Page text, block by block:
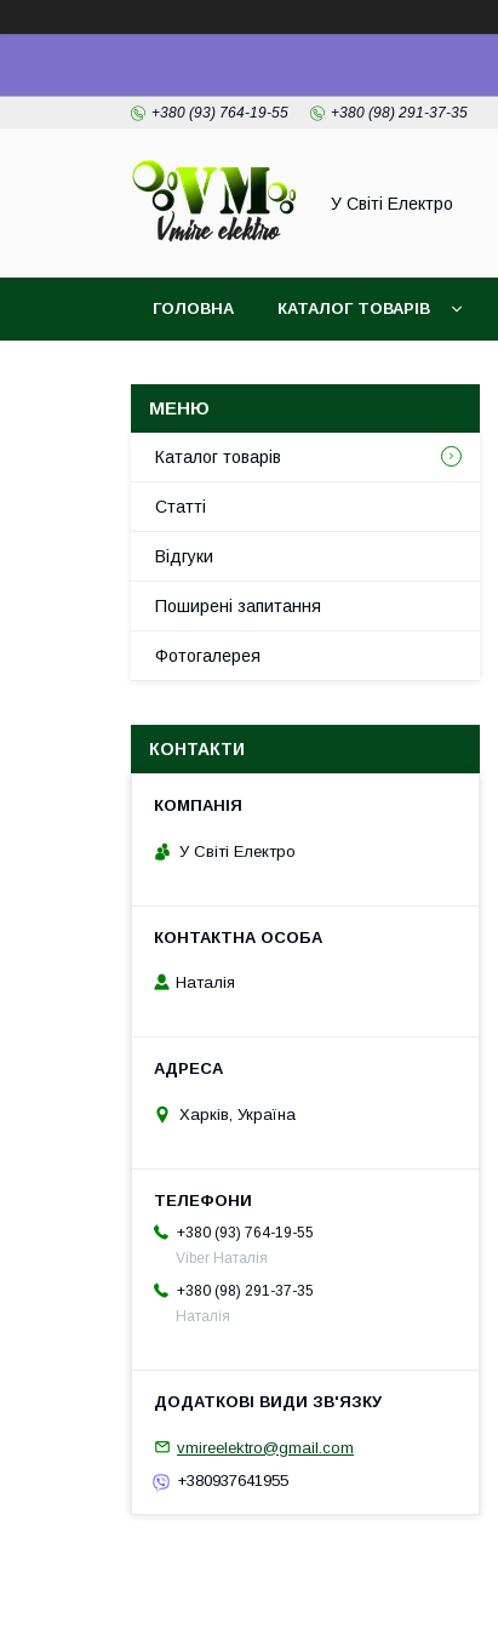
+380 (93) 764-19-55 +380 (98) 291-37-35
У Світі Електро
ГОЛОВНА КАТАЛОГ ТОВАРІВ
Каталог товарів
Статті
Відгуки
Поширені запитання
Фотогалерея
КОНТАКТИ
У Світі Електро
Наталія
Харків, Україна
+380 (93) 764-19-55
Viber Наталія
+380 (98) 291-37-35
Наталія
vmireelektro@gmail.com
+380937641955